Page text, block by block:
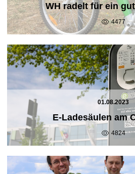
WH radelt für ein
4477
01.08.2023
E-Ladesäulen am
4824